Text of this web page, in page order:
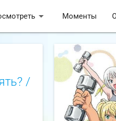
arrow_drop_down Моменты
/